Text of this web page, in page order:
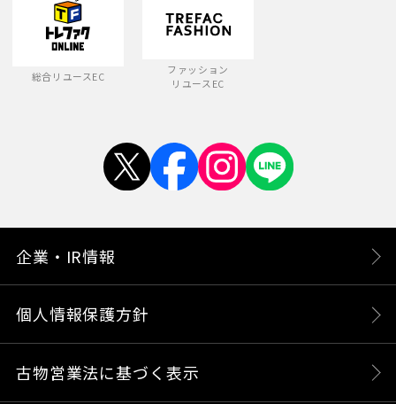
総合リユースEC
ファッション
リユースEC
企業・IR情報
個人情報保護方針
古物営業法に基づく表示